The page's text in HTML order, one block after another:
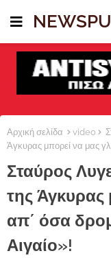
Αρχική σελίδα video
Άγκυρας μπορεί να μας
Σταύρος
της Άγκυρας
απ΄ όσα
Αιγαίο»!